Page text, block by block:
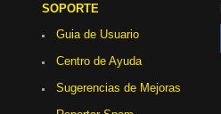
SOPORTE
Guia de Usuario
Centro de Ayuda
Sugerencias de Mejoras